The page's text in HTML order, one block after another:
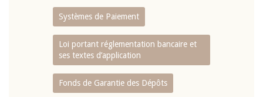
Systèmes de Paiement
Loi portant réglementation bancaire et
ses textes d’application
Fonds de Garantie des Dépôts